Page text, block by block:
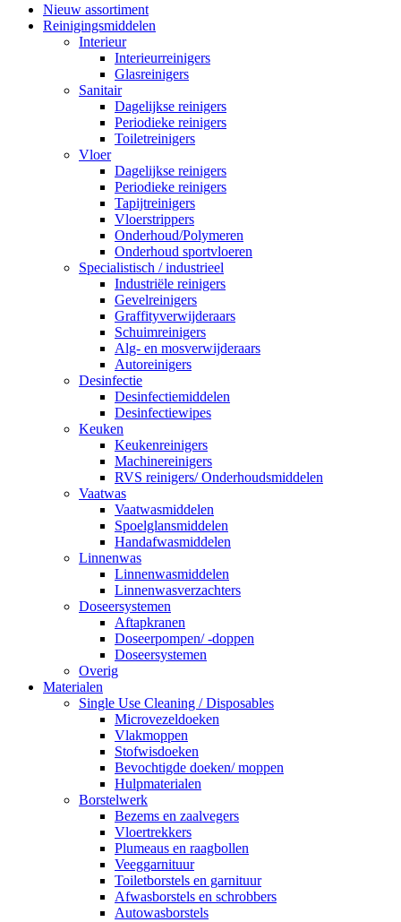
Nieuw assortiment
Reinigingsmiddelen
Interieur
Interieurreinigers
Glasreinigers
Sanitair
Dagelijkse reinigers
Periodieke reinigers
Toiletreinigers
Vloer
Dagelijkse reinigers
Periodieke reinigers
Tapijtreinigers
Vloerstrippers
Onderhoud/Polymeren
Onderhoud sportvloeren
Specialistisch / industrieel
Industriële reinigers
Gevelreinigers
Graffityverwijderaars
Schuimreinigers
Alg- en mosverwijderaars
Autoreinigers
Desinfectie
Desinfectiemiddelen
Desinfectiewipes
Keuken
Keukenreinigers
Machinereinigers
RVS reinigers/ Onderhoudsmiddelen
Vaatwas
Vaatwasmiddelen
Spoelglansmiddelen
Handafwasmiddelen
Linnenwas
Linnenwasmiddelen
Linnenwasverzachters
Doseersystemen
Aftapkranen
Doseerpompen/ -doppen
Doseersystemen
Overig
Materialen
Single Use Cleaning / Disposables
Microvezeldoeken
Vlakmoppen
Stofwisdoeken
Bevochtigde doeken/ moppen
Hulpmaterialen
Borstelwerk
Bezems en zaalvegers
Vloertrekkers
Plumeaus en raagbollen
Veeggarnituur
Toiletborstels en garnituur
Afwasborstels en schrobbers
Autowasborstels